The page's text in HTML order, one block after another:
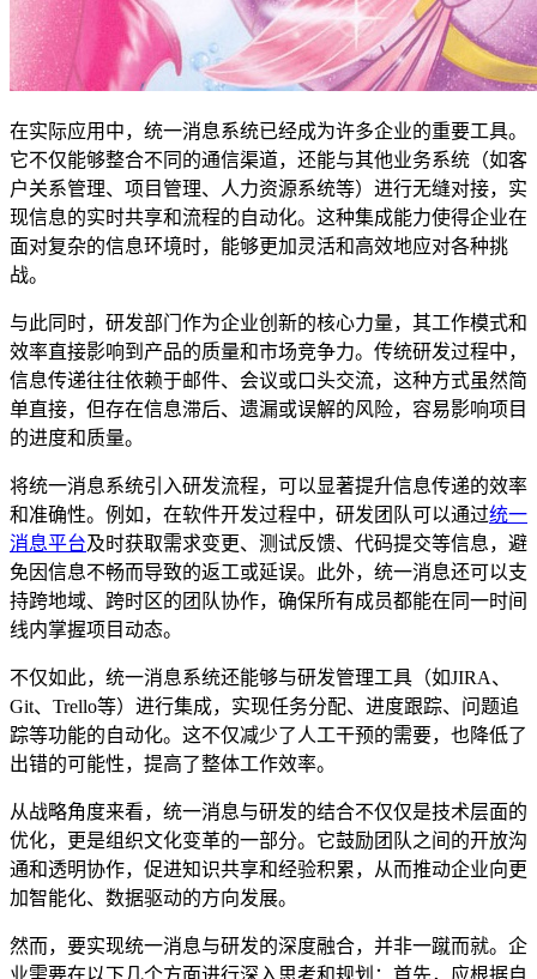
在实际应用中，统一消息系统已经成为许多企业的重要工具。
它不仅能够整合不同的通信渠道，还能与其他业务系统（如客
户关系管理、项目管理、人力资源系统等）进行无缝对接，实
现信息的实时共享和流程的自动化。这种集成能力使得企业在
面对复杂的信息环境时，能够更加灵活和高效地应对各种挑
战。
与此同时，研发部门作为企业创新的核心力量，其工作模式和
效率直接影响到产品的质量和市场竞争力。传统研发过程中，
信息传递往往依赖于邮件、会议或口头交流，这种方式虽然简
单直接，但存在信息滞后、遗漏或误解的风险，容易影响项目
的进度和质量。
将统一消息系统引入研发流程，可以显著提升信息传递的效率
和准确性。例如，在软件开发过程中，研发团队可以通过统一
消息平台及时获取需求变更、测试反馈、代码提交等信息，避
免因信息不畅而导致的返工或延误。此外，统一消息还可以支
持跨地域、跨时区的团队协作，确保所有成员都能在同一时间
线内掌握项目动态。
不仅如此，统一消息系统还能够与研发管理工具（如JIRA、
Git、Trello等）进行集成，实现任务分配、进度跟踪、问题追
踪等功能的自动化。这不仅减少了人工干预的需要，也降低了
出错的可能性，提高了整体工作效率。
从战略角度来看，统一消息与研发的结合不仅仅是技术层面的
优化，更是组织文化变革的一部分。它鼓励团队之间的开放沟
通和透明协作，促进知识共享和经验积累，从而推动企业向更
加智能化、数据驱动的方向发展。
然而，要实现统一消息与研发的深度融合，并非一蹴而就。企
业需要在以下几个方面进行深入思考和规划：首先，应根据自